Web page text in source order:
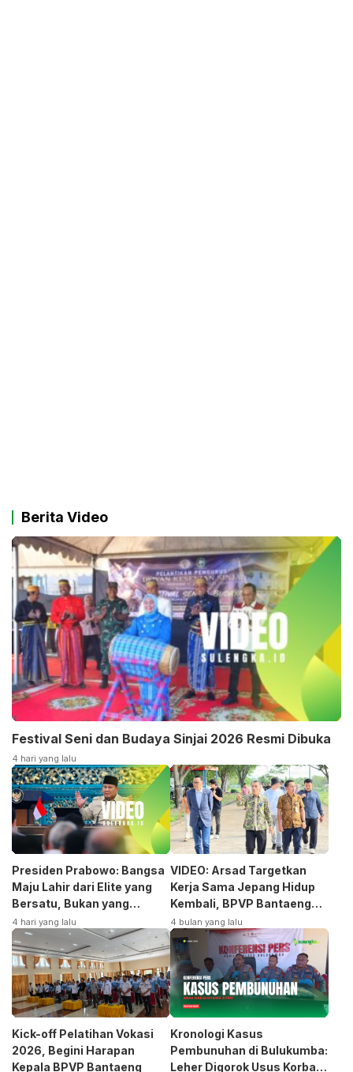
Berita Video
Festival Seni dan Budaya Sinjai 2026 Resmi Dibuka
4 hari yang lalu
Presiden Prabowo: Bangsa
Maju Lahir dari Elite yang
Bersatu, Bukan yang
Terpecah
4 hari yang lalu
VIDEO: Arsad Targetkan
Kerja Sama Jepang Hidup
Kembali, BPVP Bantaeng
Siap Bangkitkan Jurusan
Otomotif
4 bulan yang lalu
Kick-off Pelatihan Vokasi
2026, Begini Harapan
Kepala BPVP Bantaeng
Kronologi Kasus
Pembunuhan di Bulukumba:
Leher Digorok Usus Korban